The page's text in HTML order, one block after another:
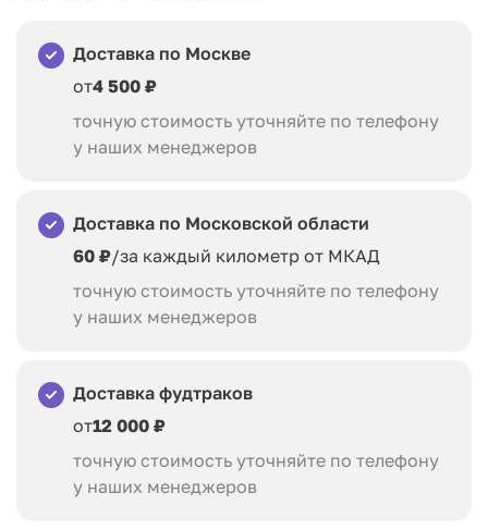
Доставка по Москве
от4 500 ₽
точную стоимость уточняйте по телефону
у наших менеджеров
Доставка по Московской области
60 ₽/за каждый километр от МКАД
точную стоимость уточняйте по телефону
у наших менеджеров
Доставка фудтраков
от12 000 ₽
точную стоимость уточняйте по телефону
у наших менеджеров